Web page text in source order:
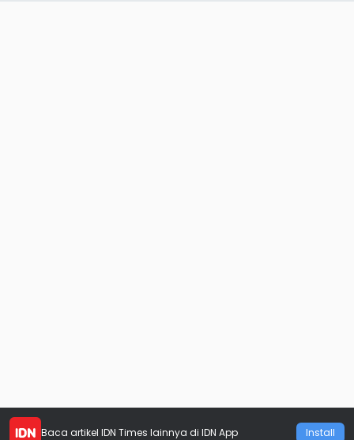
Baca artikel IDN Times lainnya di IDN App Install